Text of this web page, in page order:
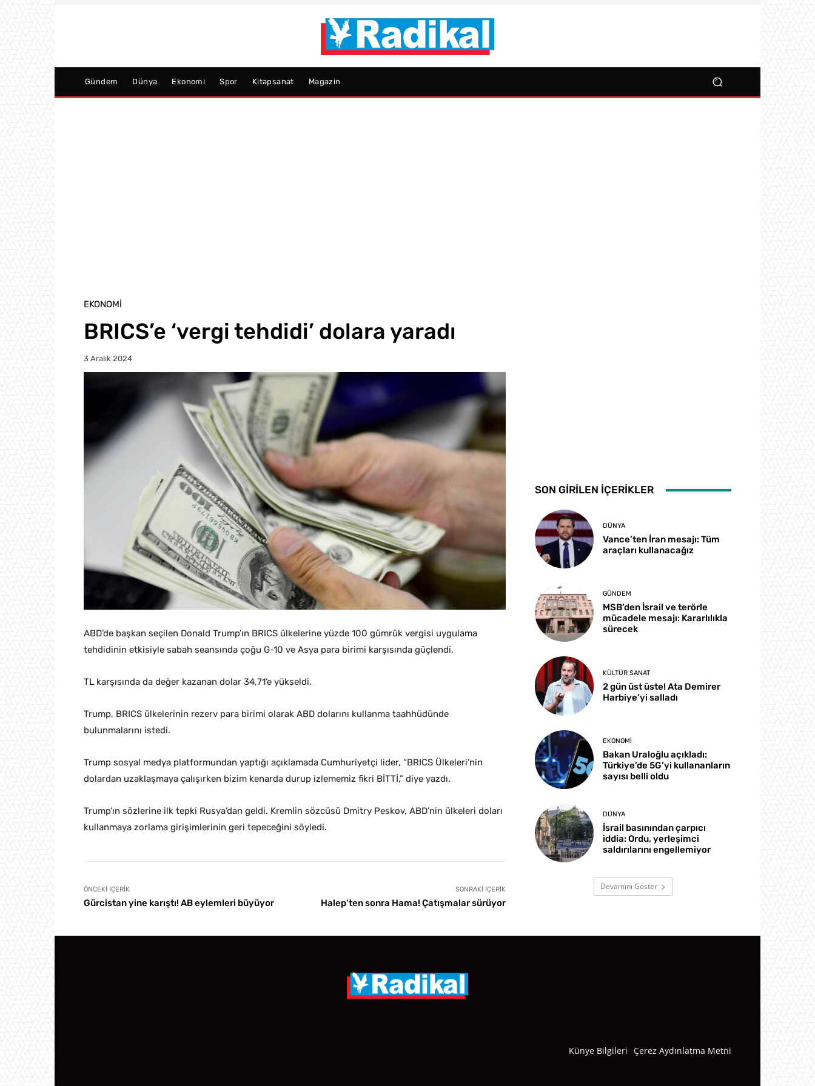
Gündem Dünya Ekonomi Spor Kitapsanat Magazin
EKONOMI
BRICS’e ‘vergi tehdidi’ dolara yaradı
3 Aralık 2024
ABD’de başkan seçilen Donald Trump’ın BRICS ülkelerine yüzde 100 gümrük vergisi uygulama
tehdidinin etkisiyle sabah seansında çoğu G-10 ve Asya para birimi karşısında güçlendi.
TL karşısında da değer kazanan dolar 34,71’e yükseldi.
Trump, BRICS ülkelerinin rezerv para birimi olarak ABD dolarını kullanma taahhüdünde
bulunmalarını istedi.
Trump sosyal medya platformundan yaptığı açıklamada Cumhuriyetçi lider, “BRICS Ülkeleri’nin
dolardan uzaklaşmaya çalışırken bizim kenarda durup izlememiz fikri BİTTİ,” diye yazdı.
Trump’ın sözlerine ilk tepki Rusya’dan geldi. Kremlin sözcüsü Dmitry Peskov, ABD’nin ülkeleri doları
kullanmaya zorlama girişimlerinin geri tepeceğini söyledi.
ÖNCEKI İÇERIK
Gürcistan yine karıştı! AB eylemleri büyüyor
SONRAKI İÇERIK
Halep’ten sonra Hama! Çatışmalar sürüyor
SON GİRİLEN İÇERİKLER
DÜNYA
Vance’ten İran mesajı: Tüm
araçları kullanacağız
GÜNDEM
MSB’den İsrail ve terörle
mücadele mesajı: Kararlılıkla
sürecek
KÜLTÜR SANAT
2 gün üst üste! Ata Demirer
Harbiye’yi salladı
EKONOMI
Bakan Uraloğlu açıkladı:
Türkiye’de 5G’yi kullananların
sayısı belli oldu
DÜNYA
İsrail basınından çarpıcı
iddia: Ordu, yerleşimci
saldırılarını engellemiyor
Devamını Göster
Künye Bilgileri Çerez Aydınlatma Metni